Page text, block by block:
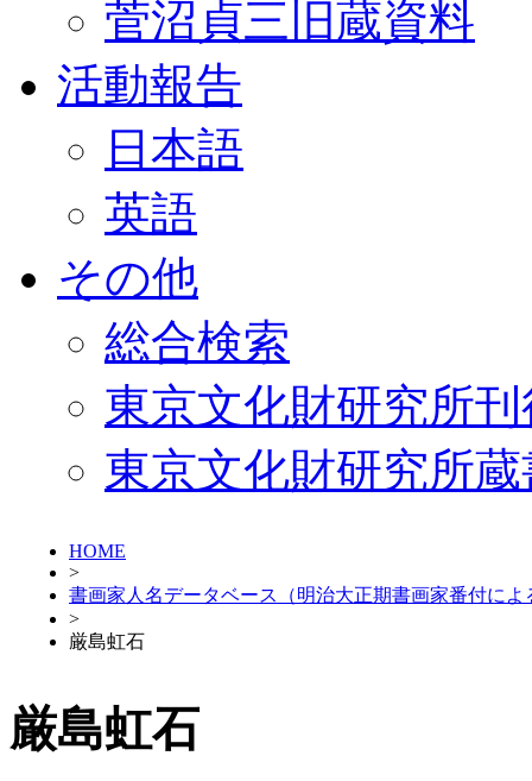
菅沼貞三旧蔵資料
活動報告
日本語
英語
その他
総合検索
東京文化財研究所
東京文化財研究所
HOME
>
書画家人名データベース（明治大正期書画家番付によ
>
厳島虹石
厳島虹石